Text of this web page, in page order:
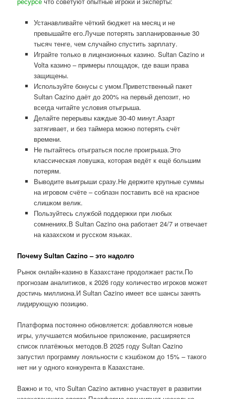
Устанавливайте чёткий бюджет на месяц и не
превышайте его.Лучше потерять запланированные 30
тысяч тенге, чем случайно спустить зарплату.
Играйте только в лицензионных казино. Sultan Cazino и
Volta казино – примеры площадок, где ваши права
защищены.
Используйте бонусы с умом.Приветственный пакет
Sultan Cazino даёт до 200% на первый депозит, но
всегда читайте условия отыгрыша.
Делайте перерывы каждые 30-40 минут.Азарт
затягивает, и без таймера можно потерять счёт
времени.
Не пытайтесь отыграться после проигрыша.Это
классическая ловушка, которая ведёт к ещё большим
потерям.
Выводите выигрыши сразу.Не держите крупные суммы
на игровом счёте – соблазн поставить всё на красное
слишком велик.
Пользуйтесь службой поддержки при любых
сомнениях.В Sultan Cazino она работает 24/7 и отвечает
на казахском и русском языках.
Почему Sultan Cazino – это надолго
Рынок онлайн-казино в Казахстане продолжает расти.По
прогнозам аналитиков, к 2026 году количество игроков может
достичь миллиона.И Sultan Cazino имеет все шансы занять
лидирующую позицию.
Платформа постоянно обновляется: добавляются новые
игры, улучшается мобильное приложение, расширяется
список платёжных методов.В 2025 году Sultan Cazino
запустил программу лояльности с кэшбэком до 15% – такого
нет ни у одного конкурента в Казахстане.
Важно и то, что Sultan Cazino активно участвует в развитии